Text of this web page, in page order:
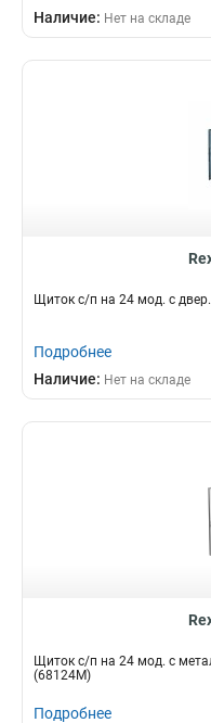
Наличие: Нет на складе
Щиток с/п на 24 мод. с
Подробнее
Наличие: Нет на складе
Щиток с/п на 24 мод. с
(68124М)
Подробнее